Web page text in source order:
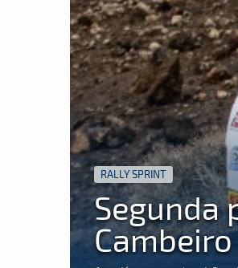
RALLY SPRINT
Segunda